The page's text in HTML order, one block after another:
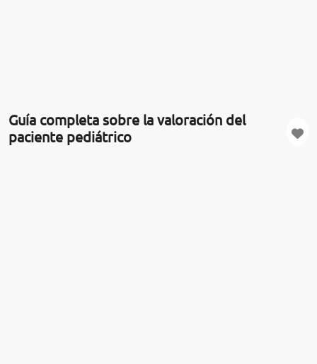
Guía completa sobre la valoración del
paciente pediátrico